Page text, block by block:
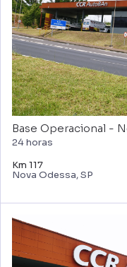
Base Operacional -
24 horas
Km 117
Nova Odessa, SP